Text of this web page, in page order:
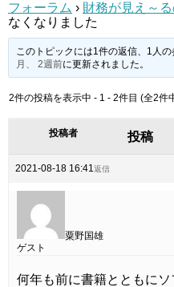
フォーラム › 財務が見え～
なくなりました
このトピックには1件の返信、1人
月、 2週前に更新されました。
2件の投稿を表示中 - 1 - 2件目 (全2件
投稿者 投稿
2021-08-18 16:41返信
粟野国雄
ゲスト
何年も前に書籍とともに